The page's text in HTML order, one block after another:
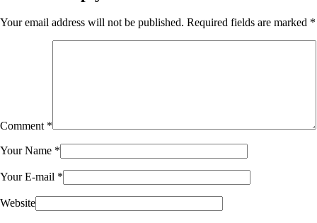
Your email address will not be published. Required fields are marked *
Comment *
Your Name *
Your E-mail *
Website